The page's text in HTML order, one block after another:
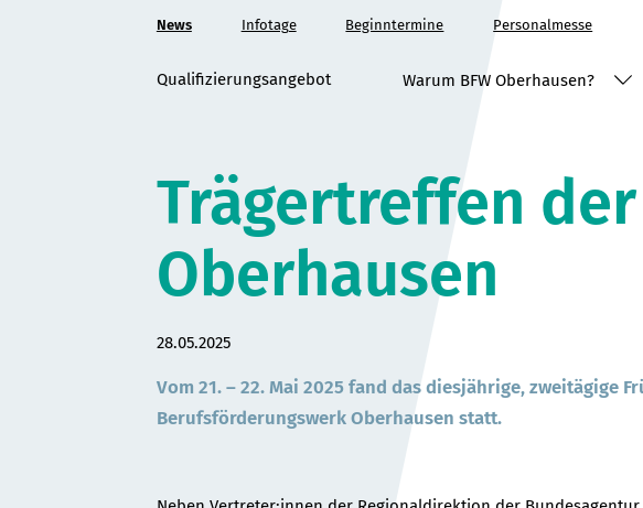
News Infotage Beginntermine Personalmesse
Qualifizierungsangebot Warum BFW Oberhausen?
Trägertreffen
Oberhausen
Datum:
28.05.2025
Vom 21. – 22. Mai 2025 fand das diesjährige, zweitägige
Berufsförderungswerk Oberhausen statt.